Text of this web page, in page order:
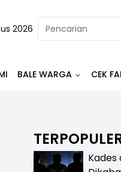
2026
BALE WARGA CEK
Kades